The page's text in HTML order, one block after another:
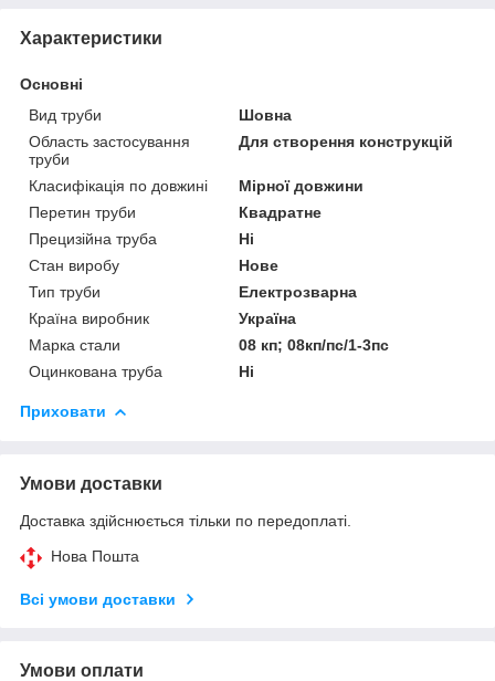
Характеристики
Основні
Вид труби
Шовна
Область застосування
труби
Для створення конструкцій
Класифікація по довжині
Мірної довжини
Перетин труби
Квадратне
Прецизійна труба
Ні
Стан виробу
Нове
Тип труби
Електрозварна
Країна виробник
Україна
Марка стали
08 кп; 08кп/пс/1-3пс
Оцинкована труба
Ні
Приховати
Умови доставки
Доставка здійснюється тільки по передоплаті.
Нова Пошта
Всі умови доставки
Умови оплати